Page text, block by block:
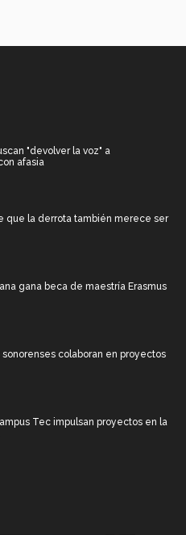
"devolver la voz" a
afasia
que la derrota también merece ser
gana beca de maestría Erasmus
colaboran en proyectos
Tec impulsan proyectos en la